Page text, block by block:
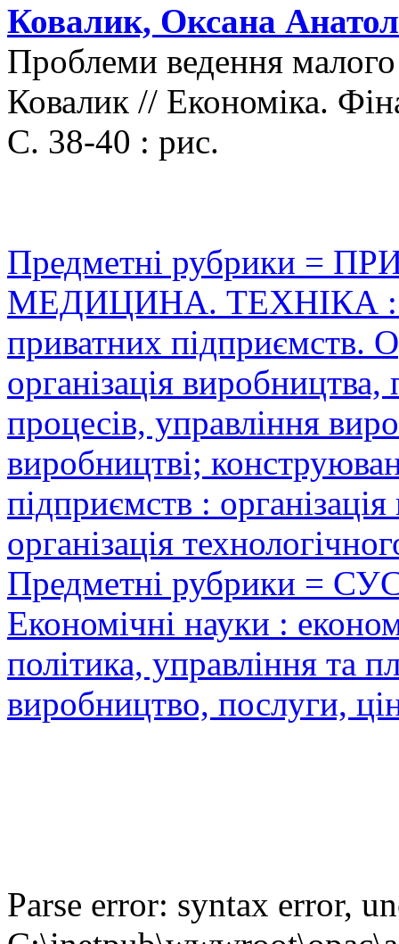
Ковалик, Оксана
Проблеми ведення
Ковалик // Економіка.
С. 38-40 : рис.
Предметні рубрики =
МЕДИЦИНА. ТЕХНІКА :
приватних підприємств.
організація
процесів, управління
виробництві;
підприємств :
організація
Предметні рубрики =
Економічні науки :
політика, управління та
виробництво, послуги,
Parse error: syntax error,